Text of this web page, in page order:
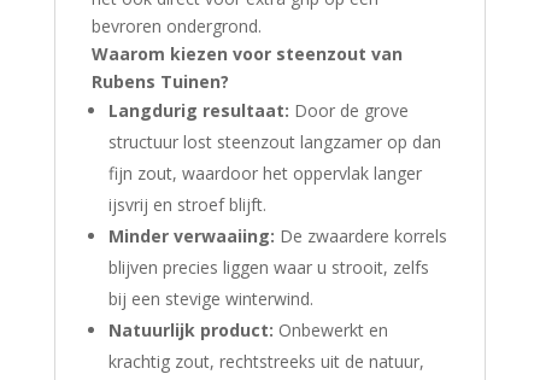
bevroren ondergrond.
Waarom kiezen voor steenzout van
Rubens Tuinen?
Langdurig resultaat: Door de grove
structuur lost steenzout langzamer op dan
fijn zout, waardoor het oppervlak langer
ijsvrij en stroef blijft.
Minder verwaaiing: De zwaardere korrels
blijven precies liggen waar u strooit, zelfs
bij een stevige winterwind.
Natuurlijk product: Onbewerkt en
krachtig zout, rechtstreeks uit de natuur,